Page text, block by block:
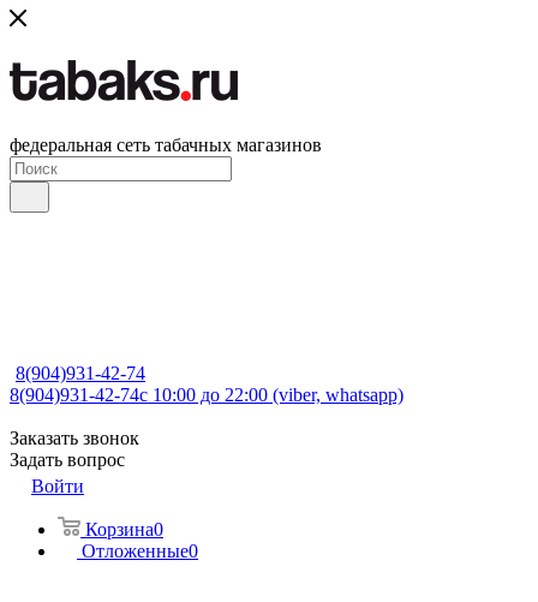
федеральная сеть табачных магазинов
8(904)931-42-74
8(904)931-42-74с 10:00 до 22:00 (viber, whatsapp)
Заказать звонок
Задать вопрос
Войти
Корзина0
Отложенные0